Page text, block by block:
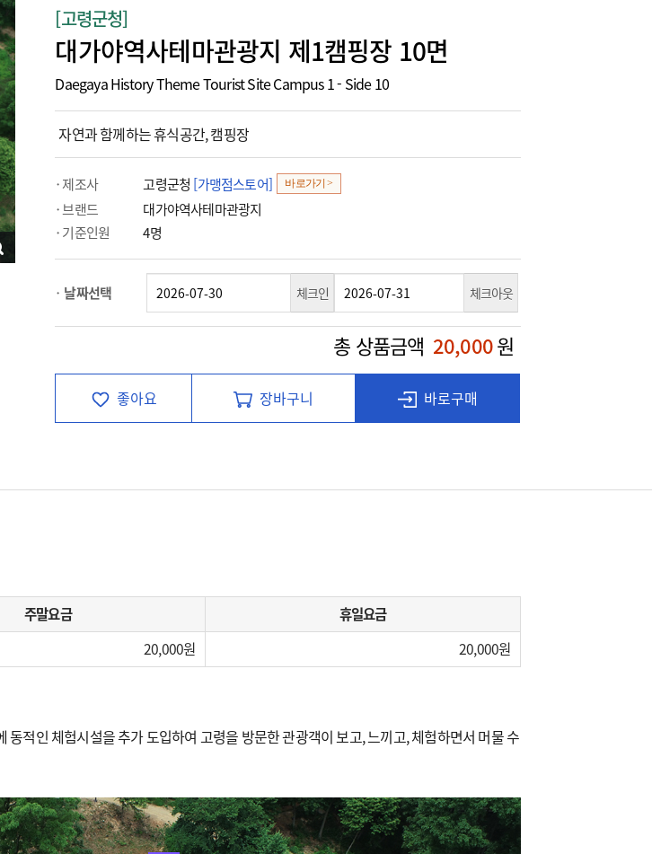
[고령군청]
대가야역사테마관광지 제1캠핑장 10면
Daegaya History Theme Tourist Site Campus 1 - Side 10
자연과 함께하는 휴식공간, 캠핑장
제조사 고령군청 [가맹점스토어] 바로가기 >
브랜드
대가야역사테마관광지
기준인원
4명
날짜선택 체크인 체크아웃
총 상품금액 20,000원
좋아요 장바구니 바로구매
주말요금
휴일요금
20,000 20,000
적인 체험시설을 추가 도입하여 고령을 방문한 관광객이 보고, 느끼고, 체험하면서 머물 수